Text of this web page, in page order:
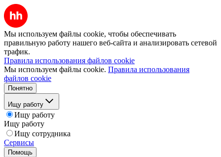
Мы используем файлы cookie, чтобы обеспечивать
правильную работу нашего веб-сайта и анализировать сетевой
трафик.
Правила использования файлов cookie
Мы используем файлы cookie. Правила использования
файлов cookie
Понятно
Ищу работу
Ищу работу
Ищу работу
Ищу сотрудника
Сервисы
Помощь